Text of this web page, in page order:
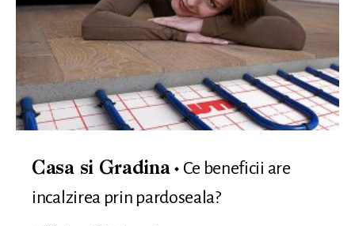
Casa si Gradina
Ce beneficii are
incalzirea prin pardoseala?